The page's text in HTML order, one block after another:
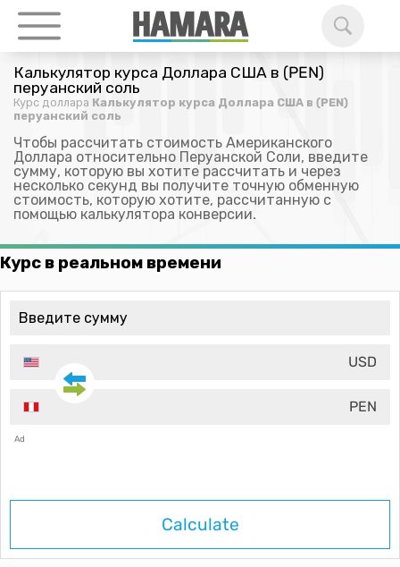
Калькулятор курса Доллара США в (PEN)
перуанский соль
Курс доллара Калькулятор курса Доллара США в (PEN)
перуанский соль
Чтобы рассчитать стоимость Американского
Доллара относительно Перуанской Соли, введите
сумму, которую вы хотите рассчитать и через
несколько секунд вы получите точную обменную
стоимость, которую хотите, рассчитанную с
помощью калькулятора конверсии.
Курс в реальном времени
USD
PEN
Ad
Calculate